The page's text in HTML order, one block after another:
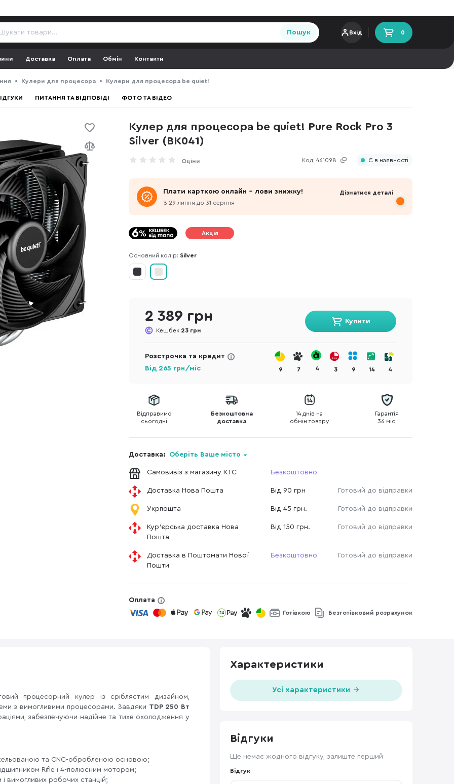
Пошук Вхід 0
Доставка Оплата Обмін Контакти
Кулери для процесора Кулери для процесора be quiet!
ПИТАННЯ ТА ВІДПОВІДІ ФОТО ТА ВІДЕО
Кулер для процесора be quiet! Pure Rock Pro 3
Silver (BK041)
Код: 461098
Оціни Є в наявності
Плати карткою онлайн - лови знижку!
З 29 липня до 31 серпня
Дізнатися деталі
Акція
Основний колір: Silver
2 389 грн
Кешбек 23 грн
Купити
Розстрочка та кредит
Від 265 грн/міс 9 7 4 3 9 14 4
Відправимо
сьогодні
Безкоштовна
доставка
14 днів на
обмін товару
Гарантія
36 міс.
Доставка: Оберіть Ваше місто
Самовивіз з магазину КТС Безкоштовно
Доставка Нова Пошта Від 90 грн Готовий до відправки
Укрпошта Від 45 грн. Готовий до відправки
Кур'єрська доставка Нова
Пошта
Від 150 грн. Готовий до відправки
Доставка в Поштомати Нової
Пошти
Безкоштовно Готовий до відправки
Оплата
Готівкою Безготівковий розрахунок
процесорний кулер із сріблястим дизайном,
з вимогливими процесорами. Завдяки TDP 250 Вт
забезпечуючи надійне та тихе охолодження у
та CNC-обробленою основою;
Rifle і 4-полюсним мотором;
вимогливих робочих станцій;
Характеристики
Усі характеристики
Відгуки
Ще немає жодного відгуку, залиште перший
Відгук